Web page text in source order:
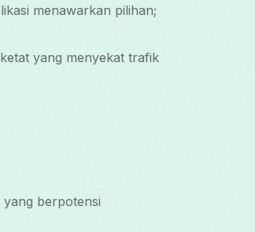
menawarkan pilihan;
yang menyekat trafik
berpotensi